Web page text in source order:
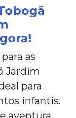
as
Jardim
para
infantis.
aventura,